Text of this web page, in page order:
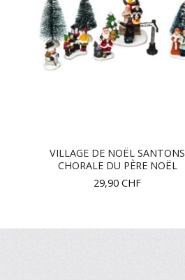
VILLAGE DE NOËL SANTONS
CHORALE DU PÈRE NOËL
29,90 CHF